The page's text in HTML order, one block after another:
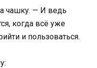
чашку. — И ведь
когда всё уже
и пользоваться.